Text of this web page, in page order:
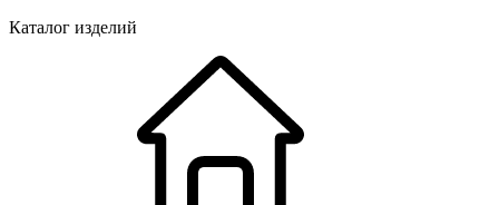
Каталог изделий